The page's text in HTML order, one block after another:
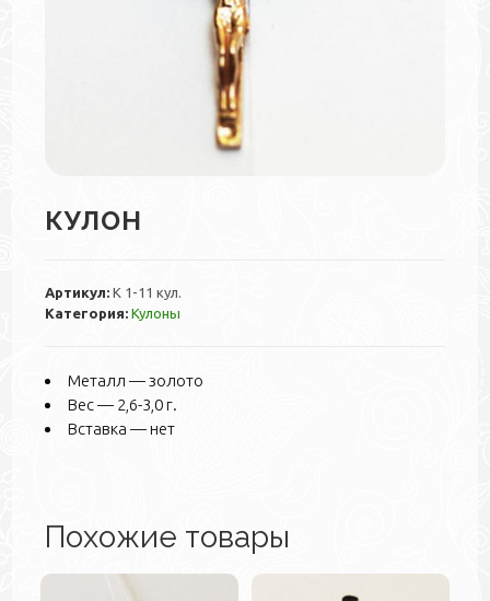
КУЛОН
Артикул:К 1-11 кул.
Категория:Кулоны
Металл — золото
Вес — 2,6-3,0 г.
Вставка — нет
Похожие товары